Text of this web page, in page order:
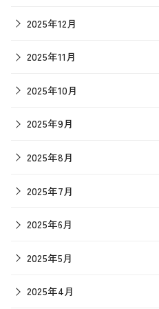
2025年12月
2025年11月
2025年10月
2025年9月
2025年8月
2025年7月
2025年6月
2025年5月
2025年4月